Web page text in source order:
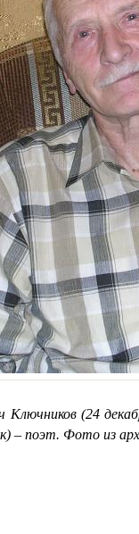
(24
– поэт. Фото из